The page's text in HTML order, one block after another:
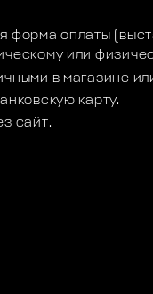
форма оплаты
или
в магазине
карту.
сайт.